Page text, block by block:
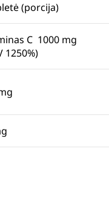
(porcija)
C 1000 mg
1250%)